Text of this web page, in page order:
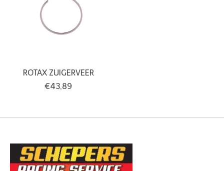
ROTAX ZUIGERVEER
€43,89